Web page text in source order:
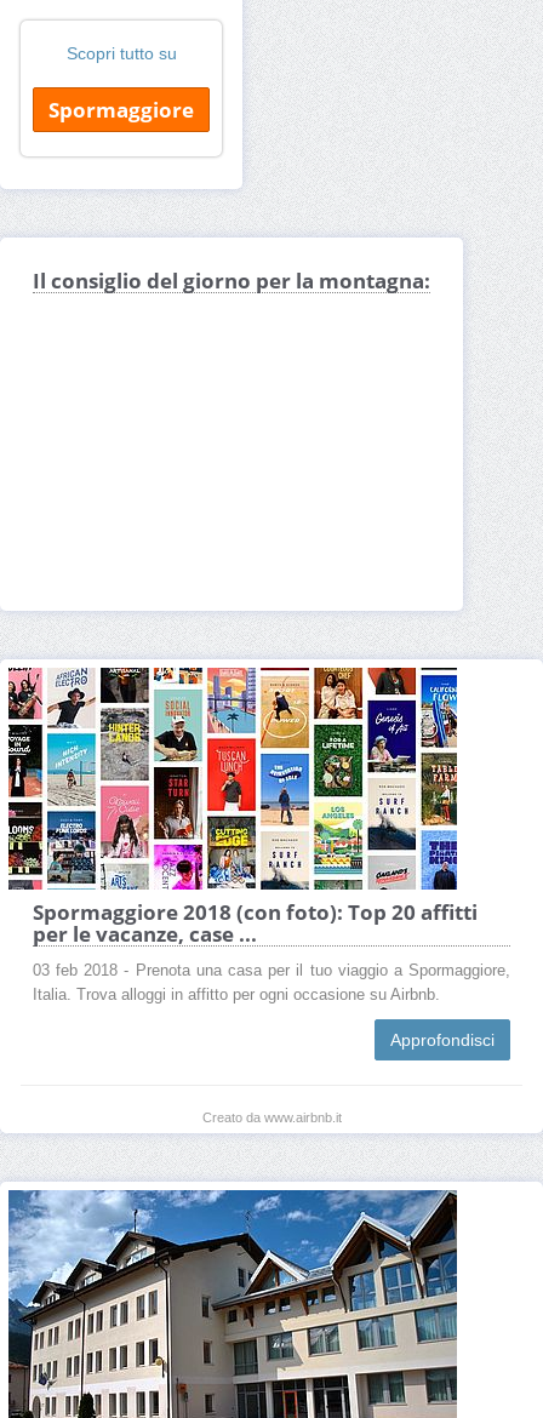
Scopri tutto su
Spormaggiore
Il consiglio del giorno per la montagna:
Spormaggiore 2018 (con foto): Top 20 affitti
per le vacanze, case ...
03 feb 2018 - Prenota una casa per il tuo viaggio a Spormaggiore,
Italia. Trova alloggi in affitto per ogni occasione su Airbnb.
Approfondisci
Creato da www.airbnb.it